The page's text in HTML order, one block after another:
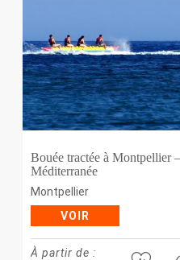
Bouée tractée à Montpellier
Méditerranée
Montpellier
VOIR
À partir de :